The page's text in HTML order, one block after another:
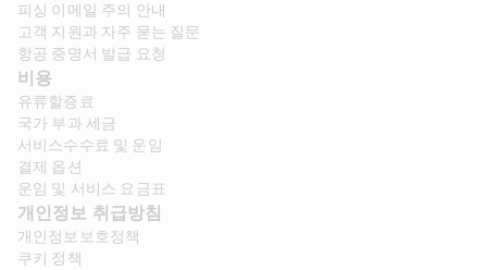
피싱 이메일 주의 안내
고객 지원과 자주 묻는 질문
항공 증명서 발급 요청
비용
유류할증료
국가 부과 세금
서비스수수료 및 운임
결제 옵션
운임 및 서비스 요금표
개인정보 취급방침
개인정보보호정책
쿠키 정책